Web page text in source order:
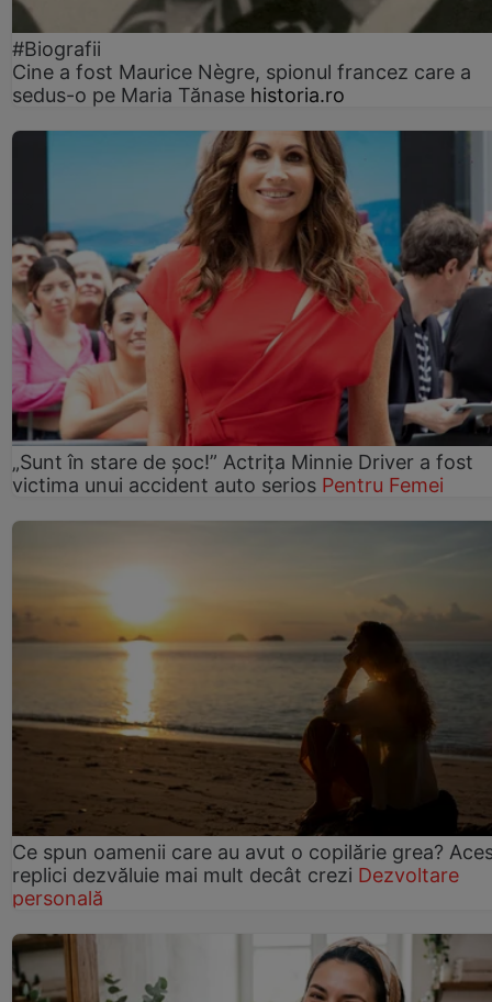
#Biografii
Cine a fost Maurice Nègre, spionul francez care a
sedus-o pe Maria Tănase historia.ro
„Sunt în stare de șoc!” Actrița Minnie Driver a fost
victima unui accident auto serios Pentru Femei
Ce spun oamenii care au avut o copilărie grea?
replici dezvăluie mai mult decât crezi Dezvoltare
personală